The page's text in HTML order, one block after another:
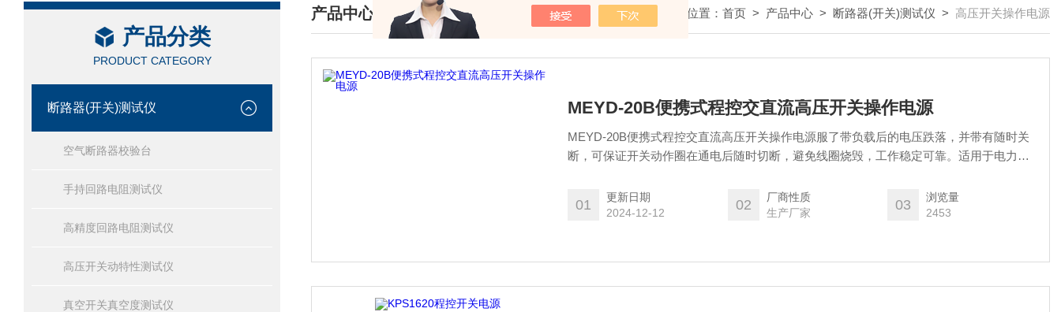
产品分类
PRODUCT CATEGORY
断路器(开关)测试仪
空气断路器校验台
手持回路电阻测试仪
高精度回路电阻测试仪
高压开关动特性测试仪
真空开关真空度测试仪
产品中心
/ PRODUCTS CENTER
我的位置： 首页 > 产品中心 > 断路器(开关)测试仪 > 高压开关操作电源
MEYD-20B便携式程控交直流高压开关操作电源
MEYD-20B便携式程控交直流高压开关操作电源服了带负载后的电压跌落，并带有随时关
断，可保证开关动作圈在通电后随时切断，避免线圈烧毁，工作稳定可靠。适用于电力部
01
更新日期
2024-12-12
02
厂商性质
生产厂家
03
浏览量
2453